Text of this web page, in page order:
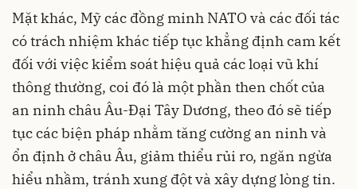
Mặt khác, Mỹ các đồng minh NATO và các đối tác
có trách nhiệm khác tiếp tục khẳng định cam kết
đối với việc kiểm soát hiệu quả các loại vũ khí
thông thường, coi đó là một phần then chốt của
an ninh châu Âu-Đại Tây Dương, theo đó sẽ tiếp
tục các biện pháp nhằm tăng cường an ninh và
ổn định ở châu Âu, giảm thiểu rủi ro, ngăn ngừa
hiểu nhầm, tránh xung đột và xây dựng lòng tin.